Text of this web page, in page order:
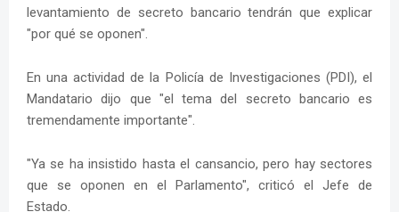
levantamiento de secreto bancario tendrán que explicar
"por qué se oponen".
En una actividad de la Policía de Investigaciones (PDI), el
Mandatario dijo que "el tema del secreto bancario es
tremendamente importante".
"Ya se ha insistido hasta el cansancio, pero hay sectores
que se oponen en el Parlamento", criticó el Jefe de
Estado.